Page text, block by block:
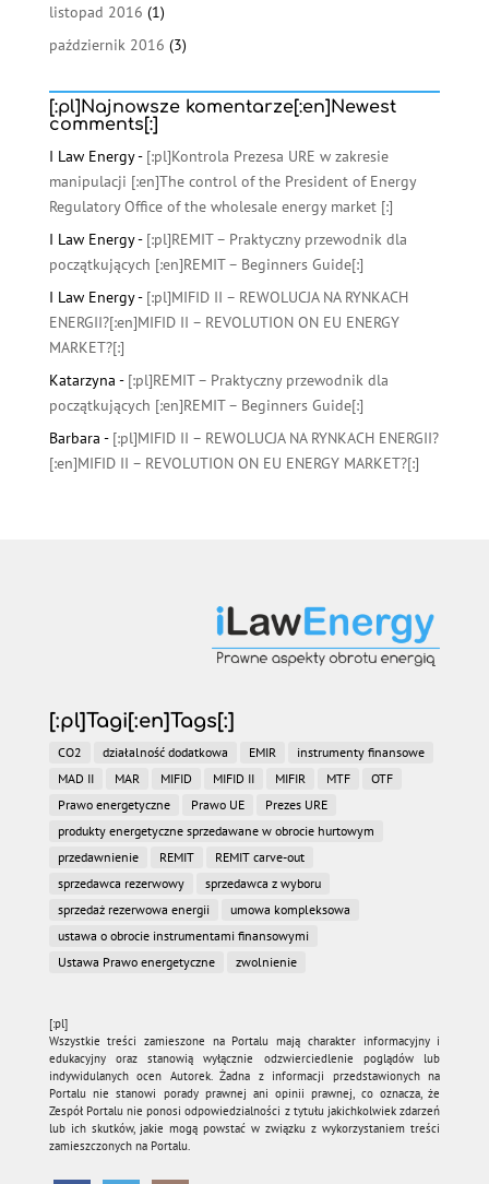
listopad 2016 (1)
październik 2016 (3)
[:pl]Najnowsze komentarze[:en]Newest
comments[:]
I Law Energy- [:pl]Kontrola Prezesa URE w zakresie
manipulacji [:en]The control of the President of Energy
Regulatory Office of the wholesale energy market [:]
I Law Energy- [:pl]REMIT – Praktyczny przewodnik dla
początkujących [:en]REMIT – Beginners Guide[:]
I Law Energy- [:pl]MIFID II – REWOLUCJA NA RYNKACH
ENERGII?[:en]MIFID II – REVOLUTION ON EU ENERGY
MARKET?[:]
Katarzyna - [:pl]REMIT – Praktyczny przewodnik dla
początkujących [:en]REMIT – Beginners Guide[:]
Barbara - [:pl]MIFID II – REWOLUCJA NA RYNKACH ENERGII?
[:en]MIFID II – REVOLUTION ON EU ENERGY MARKET?[:]
[:pl]Tagi[:en]Tags[:]
CO2 działalność dodatkowa EMIR
instrumenty finansowe
MAD II
MAR MIFID MIFID II MIFIR MTF
OTF
Prawo energetyczne
Prawo UE
Prezes URE
produkty energetyczne sprzedawane w obrocie hurtowym
przedawnienie
REMIT
REMIT carve-out
sprzedawca rezerwowy
sprzedawca z wyboru
sprzedaż rezerwowa energii
umowa kompleksowa
ustawa o obrocie instrumentami finansowymi
Ustawa Prawo energetyczne
zwolnienie
[:pl]
Wszystkie treści zamieszone na Portalu mają charakter informacyjny i
edukacyjny oraz stanowią wyłącznie odzwierciedlenie poglądów lub
indywidulanych ocen Autorek. Żadna z informacji przedstawionych na
Portalu nie stanowi porady prawnej ani opinii prawnej, co oznacza, że
Zespół Portalu nie ponosi odpowiedzialności z tytułu jakichkolwiek zdarzeń
lub ich skutków, jakie mogą powstać w związku z wykorzystaniem treści
zamieszczonych na Portalu.